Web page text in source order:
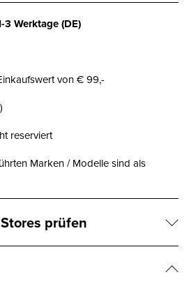
3 Werktage(DE)
von € 99,-
reserviert
Marken / Modelle sind als
prüfen